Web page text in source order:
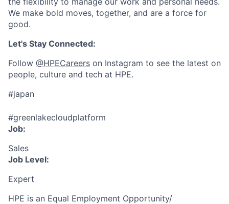
We make bold moves, together, and are a force for
good.
Let's Stay Connected:
Follow @HPECareers on Instagram to see the latest on
people, culture and tech at HPE.
#japan
#greenlakecloudplatform
Job:
Sales
Job Level:
Expert
HPE is an Equal Employment Opportunity/